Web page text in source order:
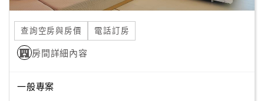
合
作
提
案
查詢空房與房價 電話訂房
房間詳細內容
一般專案